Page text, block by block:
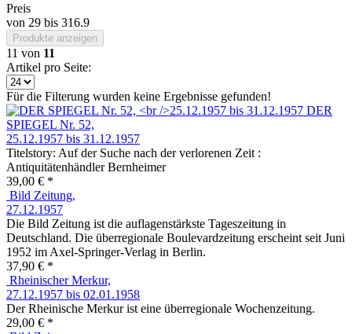
Preis
von 29 bis 316.9
Produkte anzeigen
11 von 11
Artikel pro Seite:
Für die Filterung wurden keine Ergebnisse gefunden!
DER
SPIEGEL Nr. 52,
25.12.1957 bis 31.12.1957
Titelstory: Auf der Suche nach der verlorenen Zeit :
Antiquitätenhändler Bernheimer
39,00 € *
Bild Zeitung,
27.12.1957
Die Bild Zeitung ist die auflagenstärkste Tageszeitung in
Deutschland. Die überregionale Boulevardzeitung erscheint seit Juni
1952 im Axel-Springer-Verlag in Berlin.
37,90 € *
Rheinischer Merkur,
27.12.1957 bis 02.01.1958
Der Rheinische Merkur ist eine überregionale Wochenzeitung.
29,00 € *